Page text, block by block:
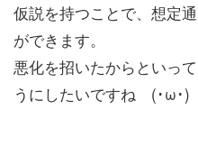
仮説を持つことで、想定
ができます。
悪化を招いたからといっ
うにしたいですね (･ω･)